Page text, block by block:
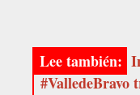
#ValledeBravo